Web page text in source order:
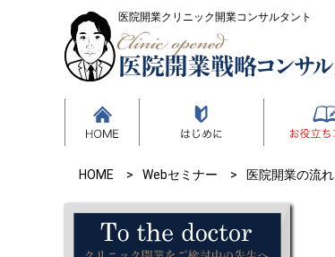
医院開業クリニック開業コンサルタント
HOME Webセミナー 医院開業の流れ